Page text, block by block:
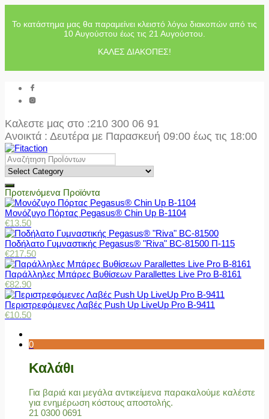
Το κατάστημα μας θα παραμείνει κλειστό λόγω διακοπών από τις
10 Αυγούστου έως τις 21 Αυγούστου.
ΚΑΛΕΣ ΔΙΑΚΟΠΕΣ!
Καλεστε μας στο :210 300 06 91
Ανοικτά : Δευτέρα με Παρασκευή 09:00 έως τις 18:00
Προτεινόμενα Προϊόντα
Μονόζυγο Πόρτας Pegasus® Chin Up Β-1104
€13.50
Ποδήλατο Γυμναστικής Pegasus® "Riva" BC-81500 Π-115
€217.50
Παράλληλες Μπάρες Βυθίσεων Parallettes Live Pro Β-8161
€82.90
Περιστρεφόμενες Λαβές Push Up LiveUp Pro Β-9411
€10.50
0
Καλάθι
Για βαριά και μεγάλα αντικείμενα παρακαλούμε καλέστε
για ενημέρωση κόστους αποστολής.
21 0300 0691